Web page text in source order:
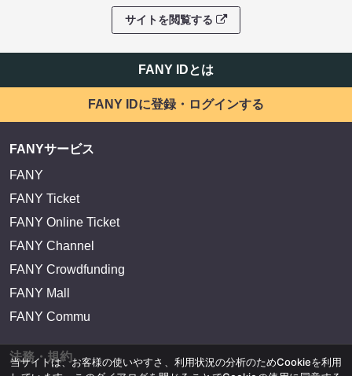
サイトを閲覧する
FANY IDとは
FANY IDに登録・ログインする
FANYサービス
FANY
FANY Ticket
FANY Online Ticket
FANY Channel
FANY Crowdfunding
FANY Mall
FANY Commu
法務・規約
当サイトは、お客様の使いやすさ、利用状況の分析のためCookieを利用